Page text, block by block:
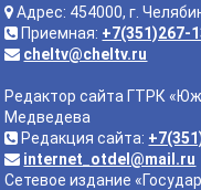
Адрес: 454000, г.
Приемная: +7(351)267-
cheltv@cheltv.ru
Редактор сайта ГТРК
Медведева
Редакция сайта:
internet_otdel@mail.ru
Сетевое издание